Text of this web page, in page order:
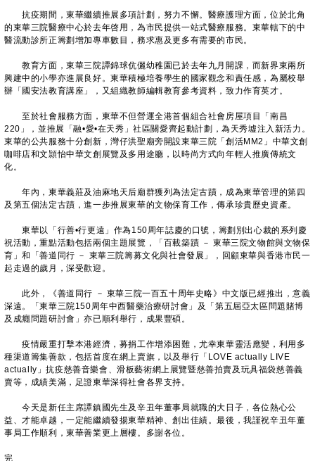
抗疫期間，東華繼續推展多項計劃，努力不懈。醫療護理方面，位於北角
的東華三院醫療中心於去年啓用，為市民提供一站式醫療服務。東華轄下的中
醫流動診所正籌劃增加專車數目，務求惠及更多有需要的市民。
教育方面，東華三院譚錦球伉儷幼稚園已於去年九月開課，而新界東兩所
興建中的小學亦進展良好。東華積極培養學生的國家觀念和責任感，為屬校舉
辦「國安法教育講座」，又組織教師編輯教育參考資料，致力作育英才。
至於社會服務方面，東華不但營運全港首個組合社會房屋項目「南昌
220」，並推展「融•愛•在天秀」社區關愛齊起動計劃，為天秀墟注入新活力。
東華的公共服務十分創新，灣仔洪聖廟旁開設東華三院「創活MM2」中華文創
咖啡店和文頴怡中華文創展覽及多用途廳，以時尚方式向年輕人推廣傳統文
化。
年內，東華義莊及油麻地天后廟群獲列為法定古蹟，成為東華管理的第四
及第五個法定古蹟，進一步推展東華的文物保育工作，傳承珍貴歷史資產。
東華以「行善•行更遠」作為150周年誌慶的口號，籌劃別出心裁的系列慶
祝活動，重點活動包括兩個主題展覽，「百載築蹟 － 東華三院文物館與文物保
育」和「善道同行 － 東華三院籌募文化與社會發展」，回顧東華與香港市民一
起走過的歲月，深受歡迎。
此外，《善道同行 － 東華三院一百五十周年史略》中文版已經推出，意義
深遠。「東華三院150周年中西醫藥治療研討會」及「第五屆亞太區問題賭博
及成癮問題研討會」亦已順利舉行，成果豐碩。
疫情嚴重打擊本港經濟，募捐工作增添困難，尤幸東華靈活應變，利用多
種渠道籌集善款，包括首度在網上賣旗，以及舉行「LOVE actually LIVE
actually」抗疫慈善音樂會、滑板藝術網上展覽暨慈善拍賣及玩具福袋慈善義
賣等，成績美滿，足證東華深得社會各界支持。
今天是新任主席譚鎮國先生及辛丑年董事局就職的大日子，各位熱心公
益、才能卓越，一定能繼續發揚東華精神、創出佳績。最後，我謹祝辛丑年董
事局工作順利，東華善業更上層樓。多謝各位。
完